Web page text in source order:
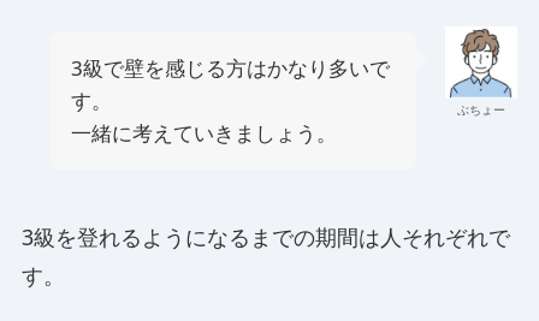
ぶちょー
3級で壁を感じる方はかなり多いで
す。
一緒に考えていきましょう。
3級を登れるようになるまでの期間は人それぞれで
す。